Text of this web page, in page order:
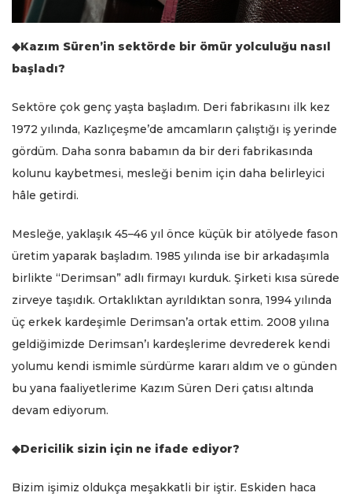
◆Kazım Süren’in sektörde bir ömür yolculuğu nasıl
başladı?
Sektöre çok genç yaşta başladım. Deri fabrikasını ilk kez
1972 yılında, Kazlıçeşme’de amcamların çalıştığı iş yerinde
gördüm. Daha sonra babamın da bir deri fabrikasında
kolunu kaybetmesi, mesleği benim için daha belirleyici
hâle getirdi.
Mesleğe, yaklaşık 45–46 yıl önce küçük bir atölyede fason
üretim yaparak başladım. 1985 yılında ise bir arkadaşımla
birlikte “Derimsan” adlı firmayı kurduk. Şirketi kısa sürede
zirveye taşıdık. Ortaklıktan ayrıldıktan sonra, 1994 yılında
üç erkek kardeşimle Derimsan’a ortak ettim. 2008 yılına
geldiğimizde Derimsan’ı kardeşlerime devrederek kendi
yolumu kendi ismimle sürdürme kararı aldım ve o günden
bu yana faaliyetlerime Kazım Süren Deri çatısı altında
devam ediyorum.
◆Dericilik sizin için ne ifade ediyor?
Bizim işimiz oldukça meşakkatli bir iştir. Eskiden haca